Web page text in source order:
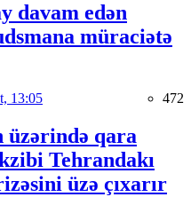
davam edən
müraciətə
13:05 472
qara
Tehrandakı
üzə çıxarır